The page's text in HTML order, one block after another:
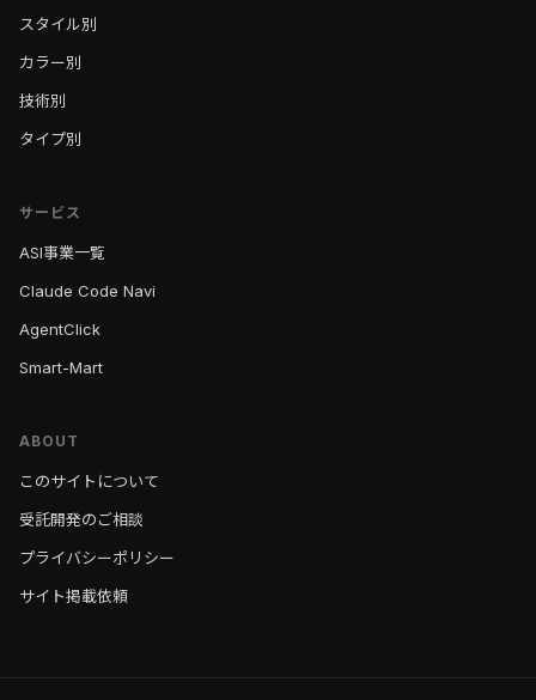
スタイル別
カラー別
技術別
タイプ別
サービス
ASI事業一覧
Claude Code Navi
AgentClick
Smart-Mart
ABOUT
このサイトについて
受託開発のご相談
プライバシーポリシー
サイト掲載依頼